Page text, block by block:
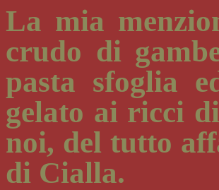
La mia
crudo di
pasta sfoglia
gelato ai ricci
noi, del tutto
di Cialla.